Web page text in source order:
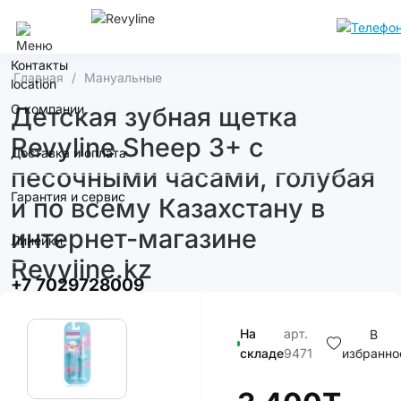
Контакты
О компании
Доставка и оплата
Гарантия и сервис
Линейки
+7 7029728009
Главная Мануальные
Детская зубная щетка
Revyline Sheep 3+ с
песочными часами, голубая
и по всему Казахстану в
интернет-магазине
Revyline.kz
На
складе
арт.
9471
В